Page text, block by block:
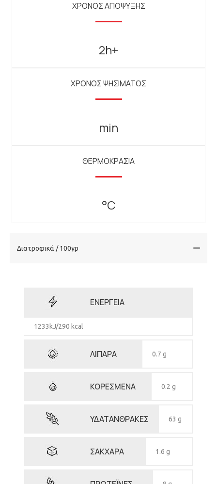
ΧΡΟΝΟΣ ΑΠΟΨΥΞΗΣ
2h+
ΧΡΟΝΟΣ ΨΗΣΙΜΑΤΟΣ
min
ΘΕΡΜΟΚΡΑΣΙΑ
°C
Διατροφικά / 100γρ
ΕΝΕΡΓΕΙΑ
1233kJ/290 kcal
ΛΙΠΑΡΑ 0.7 g
ΚΟΡΕΣΜΕΝΑ 0.2 g
ΥΔΑΤΑΝΘΡΑΚΕΣ 63 g
ΣΑΚΧΑΡΑ 1.6 g